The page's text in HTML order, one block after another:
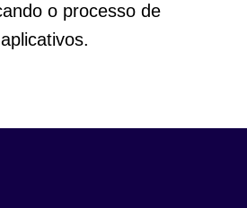
o processo de